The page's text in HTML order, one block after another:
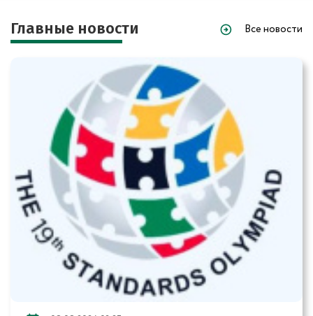
Главные новости Все новости